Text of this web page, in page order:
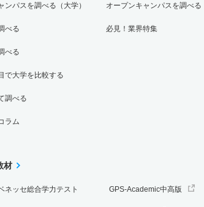
ンパスを調べる（大学）
べる
べる
で大学を比較する
調べる
ラム
オープンキャンパスを調べる
必見！業界特集
材
ネッセ総合学力テスト GPS-Academic中高版